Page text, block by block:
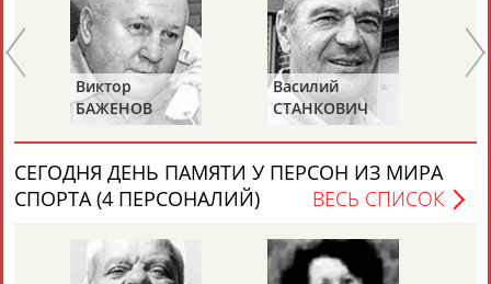
Рамазан
АБДУЛАЕВ
Тагир
АБДУЛАЕВ
Камиль
АБДУЛАЗИЗОВ
Загалав
АБДУЛБЕКОВ
Камалудин
АБДУЛДАУДОВ
Абдула
АБДУЛЖАЛИЛОВ
Магомед
АБДУЛКАГИРОВ
Назир
АБДУЛЛАЕВ
Виктор
БАЖЕНОВ
Василий
СТАНКОВИЧ
СЕГОДНЯ ДЕНЬ ПАМЯТИ У ПЕРСОН ИЗ МИРА
СПОРТА (4 ПЕРСОНАЛИЙ)
ВЕСЬ СПИСОК